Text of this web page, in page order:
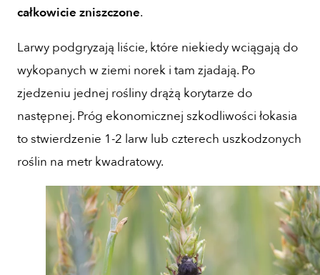
całkowicie zniszczone.
Larwy podgryzają liście, które niekiedy wciągają do
wykopanych w ziemi norek i tam zjadają. Po
zjedzeniu jednej rośliny drążą korytarze do
następnej. Próg ekonomicznej szkodliwości łokasia
to stwierdzenie 1-2 larw lub czterech uszkodzonych
roślin na metr kwadratowy.